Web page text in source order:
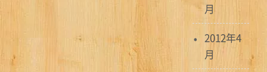
月
2012年4
月